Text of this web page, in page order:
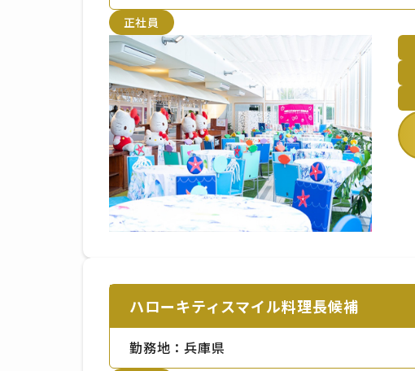
正社員
ハローキティスマイル料理長候補
勤務地：兵庫県